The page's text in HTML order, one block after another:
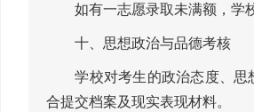
如有一志愿录取未满额，学校
十、思想政治与品德考核
学校对考生的政治态度、思想
合提交档案及现实表现材料。